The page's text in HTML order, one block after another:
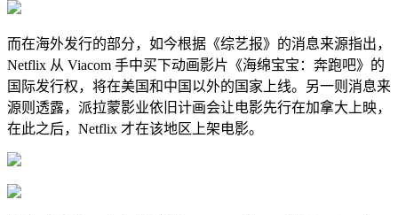
而在海外发行的部分，如今根据《综艺报》的消息来源指出，
Netflix 从 Viacom 手中买下动画影片《海绵宝宝：奔跑吧》的
国际发行权，将在美国和中国以外的国家上线。另一则消息来
源则透露，派拉蒙影业依旧计画会让电影先行在加拿大上映，
在此之后，Netflix 才在该地区上架电影。